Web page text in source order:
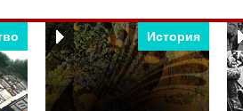
История